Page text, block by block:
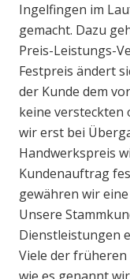
Ingelfingen im
gemacht. Dazu
Preis-Leistungs-
Festpreis ändert
der Kunde dem
keine versteckten
wir erst bei
Handwerkspreis
Kundenauftrag
gewähren wir
Unsere
Dienstleistungen
Viele der